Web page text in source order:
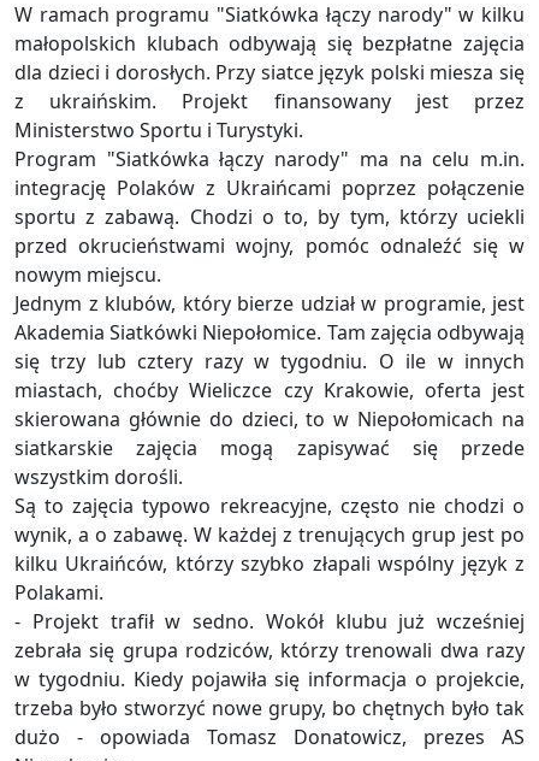
W ramach programu "Siatkówka łączy narody" w kilku
małopolskich klubach odbywają się bezpłatne zajęcia
dla dzieci i dorosłych. Przy siatce język polski miesza się
z ukraińskim. Projekt finansowany jest przez
Ministerstwo Sportu i Turystyki.
Program "Siatkówka łączy narody" ma na celu m.in.
integrację Polaków z Ukraińcami poprzez połączenie
sportu z zabawą. Chodzi o to, by tym, którzy uciekli
przed okrucieństwami wojny, pomóc odnaleźć się w
nowym miejscu.
Jednym z klubów, który bierze udział w programie, jest
Akademia Siatkówki Niepołomice. Tam zajęcia odbywają
się trzy lub cztery razy w tygodniu. O ile w innych
miastach, choćby Wieliczce czy Krakowie, oferta jest
skierowana głównie do dzieci, to w Niepołomicach na
siatkarskie zajęcia mogą zapisywać się przede
wszystkim dorośli.
Są to zajęcia typowo rekreacyjne, często nie chodzi o
wynik, a o zabawę. W każdej z trenujących grup jest po
kilku Ukraińców, którzy szybko złapali wspólny język z
Polakami.
- Projekt trafił w sedno. Wokół klubu już wcześniej
zebrała się grupa rodziców, którzy trenowali dwa razy
w tygodniu. Kiedy pojawiła się informacja o projekcie,
trzeba było stworzyć nowe grupy, bo chętnych było tak
dużo - opowiada Tomasz Donatowicz, prezes AS